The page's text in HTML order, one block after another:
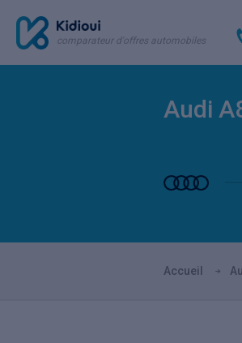
comparateur d'offres automobiles
Audi
Accueil